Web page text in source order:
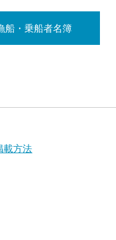
船・乗船者名簿
載方法